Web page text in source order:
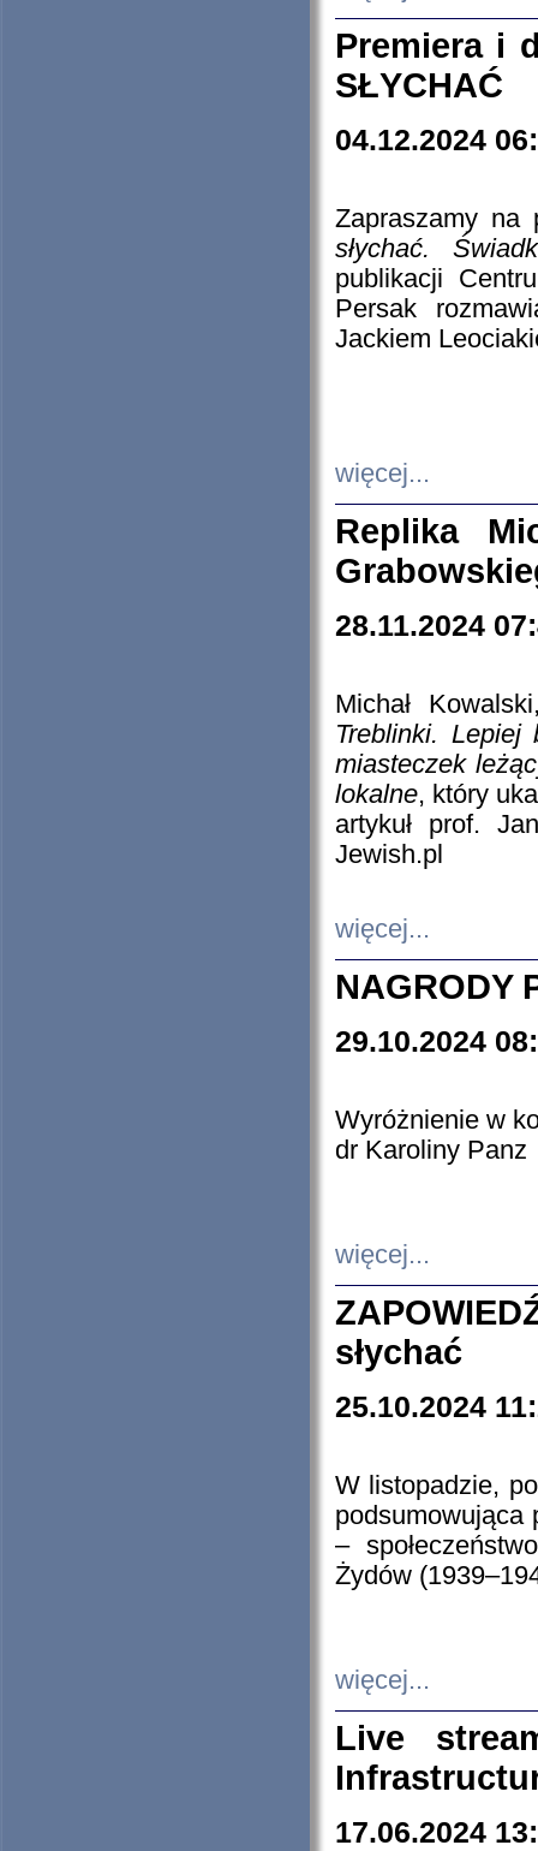
Premiera i
SŁYCHAĆ
04.12.2024
Zapraszamy
słychać.
publikacji
Persak
Jackiem
więcej...
Replika
28.11.2024
Michał
Treblinki. Lepiej
miasteczek
lokalne, który
artykuł prof.
Jewish.pl
więcej...
NAGRODY
29.10.2024
Wyróżnienie w
dr Karoliny Panz
więcej...
słychać
25.10.2024
W listopadzie,
podsumowująca
–
Żydów
więcej...
Live
17.06.2024